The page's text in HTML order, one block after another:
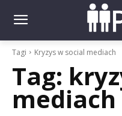
Tagi Kryzys w social mediach
Tag:
mediach